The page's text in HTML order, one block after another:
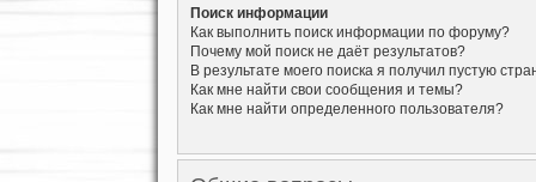
Поиск информации
Как выполнить поиск информации по форуму?
Почему мой поиск не даёт результатов?
В результате моего поиска я получил пустую
Как мне найти свои сообщения и темы?
Как мне найти определенного пользователя?